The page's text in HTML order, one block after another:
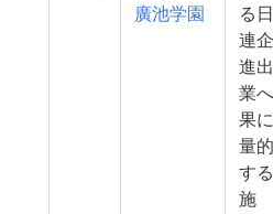
廣池学園
る
連
進
業
果
量
す
施